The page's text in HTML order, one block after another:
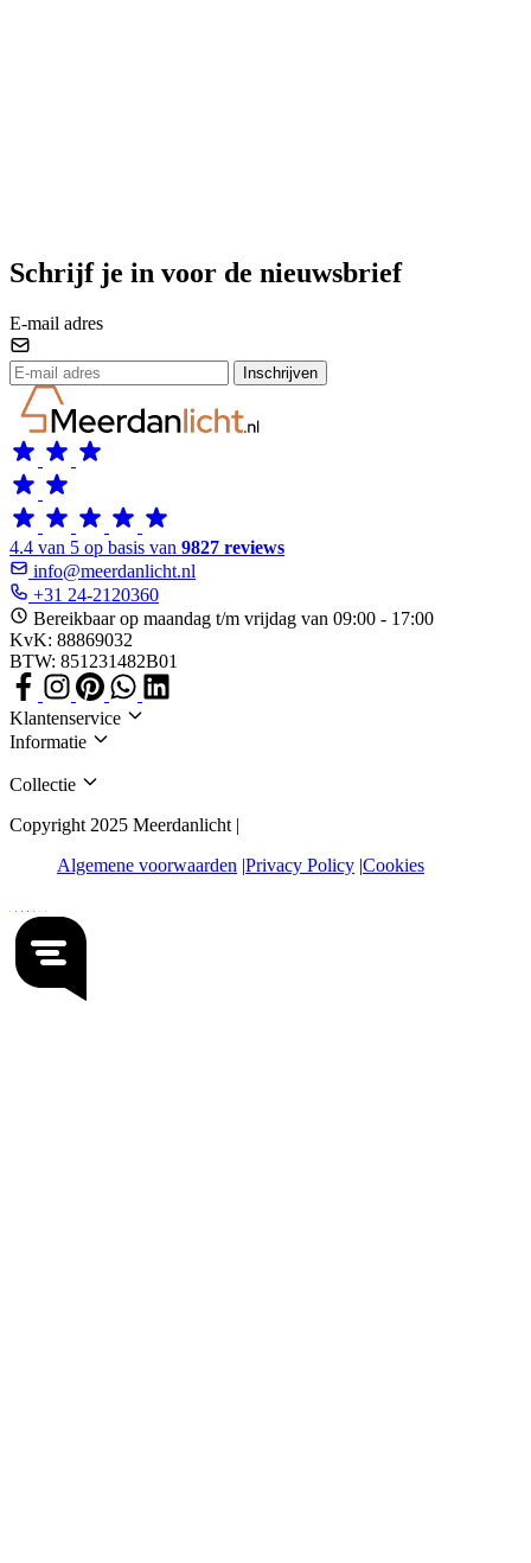
Schrijf je in voor de nieuwsbrief
E-mail adres
Inschrijven
4.4 van 5 op basis van 9827 reviews
info@meerdanlicht.nl
+31 24-2120360
Bereikbaar op maandag t/m vrijdag van 09:00 - 17:00
KvK: 88869032
BTW: 851231482B01
Klantenservice
Informatie
Collectie
Copyright 2025 Meerdanlicht |
Algemene voorwaarden Privacy Policy Cookies